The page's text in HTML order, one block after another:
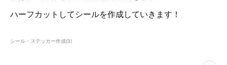
ハーフカットしてシールを作成していきます！
シール・ステッカー作成(3)